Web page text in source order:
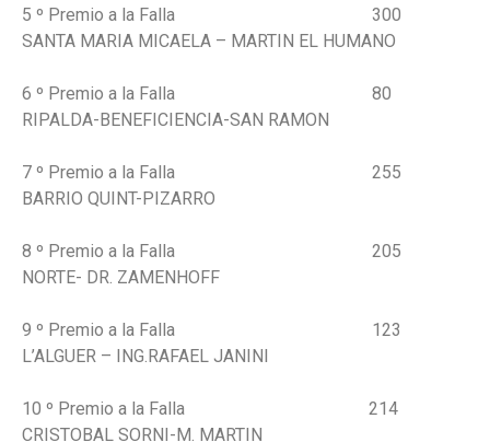
5 º Premio a la Falla 300
SANTA MARIA MICAELA – MARTIN EL HUMANO
6 º Premio a la Falla 80
RIPALDA-BENEFICIENCIA-SAN RAMON
7 º Premio a la Falla 255
BARRIO QUINT-PIZARRO
8 º Premio a la Falla 205
NORTE- DR. ZAMENHOFF
9 º Premio a la Falla 123
L’ALGUER – ING.RAFAEL JANINI
10 º Premio a la Falla 214
CRISTOBAL SORNI-M. MARTIN